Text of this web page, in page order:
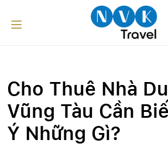
Cho Thuê Nhà
Vũng Tàu Cần
Ý Những Gì?